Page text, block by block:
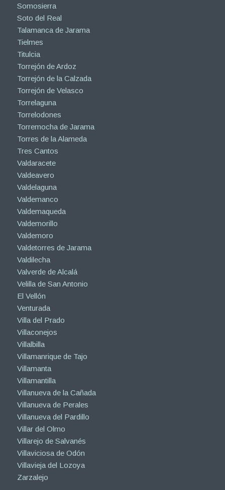
Somosierra
Soto del Real
Talamanca de Jarama
Tielmes
Titulcia
Torrejón de Ardoz
Torrejón de la Calzada
Torrejón de Velasco
Torrelaguna
Torrelodones
Torremocha de Jarama
Torres de la Alameda
Tres Cantos
Valdaracete
Valdeavero
Valdelaguna
Valdemanco
Valdemaqueda
Valdemorillo
Valdemoro
Valdetorres de Jarama
Valdilecha
Valverde de Alcalá
Velilla de San Antonio
El Vellón
Venturada
Villa del Prado
Villaconejos
Villalbilla
Villamanrique de Tajo
Villamanta
Villamantilla
Villanueva de la Cañada
Villanueva de Perales
Villanueva del Pardillo
Villar del Olmo
Villarejo de Salvanés
Villaviciosa de Odón
Villavieja del Lozoya
Zarzalejo